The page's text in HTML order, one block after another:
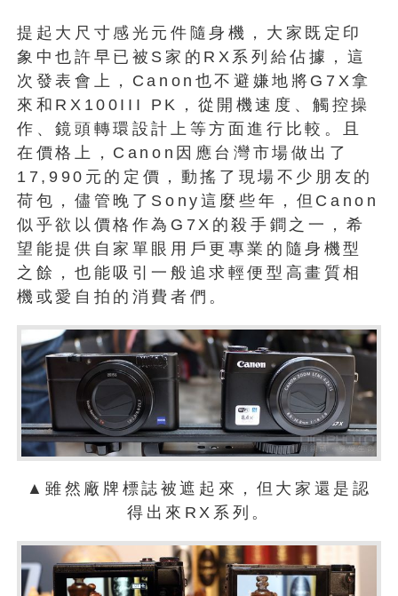
提起大尺寸感光元件隨身機，大家既定印
象中也許早已被S家的RX系列給佔據，這
次發表會上，Canon也不避嫌地將G7X拿
來和RX100III PK，從開機速度、觸控操
作、鏡頭轉環設計上等方面進行比較。且
在價格上，Canon因應台灣市場做出了
17,990元的定價，動搖了現場不少朋友的
荷包，儘管晚了Sony這麼些年，但Canon
似乎欲以價格作為G7X的殺手鐧之一，希
望能提供自家單眼用戶更專業的隨身機型
之餘，也能吸引一般追求輕便型高畫質相
機或愛自拍的消費者們。
▲雖然廠牌標誌被遮起來，但大家還是認
得出來RX系列。